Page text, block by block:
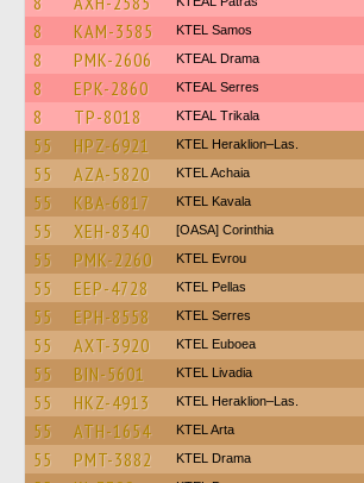
8 KAM-3585 KTEL Samos
8 PMK-2606 KTEAL Drama
8 EPK-2860 KTEAL Serres
8 TP-8018 KTEAL Trikala
55 HPZ-6921 KTEL Heraklion–Las.
55 AZA-5820 KTEL Achaia
55 KBA-6817 KTEL Kavala
55 XEH-8340 [OASA] Corinthia
55 PMK-2260 KTEL Evrou
55 EEP-4728 KTEL Pellas
55 EPH-8558 KTEL Serres
55 AXT-3920 ΚΤΕL Euboea
55 BIN-5601 KTEL Livadia
55 HKZ-4913 KTEL Heraklion–Las.
55 ATH-1654 KTEL Arta
55 PMT-3882 KTEL Drama